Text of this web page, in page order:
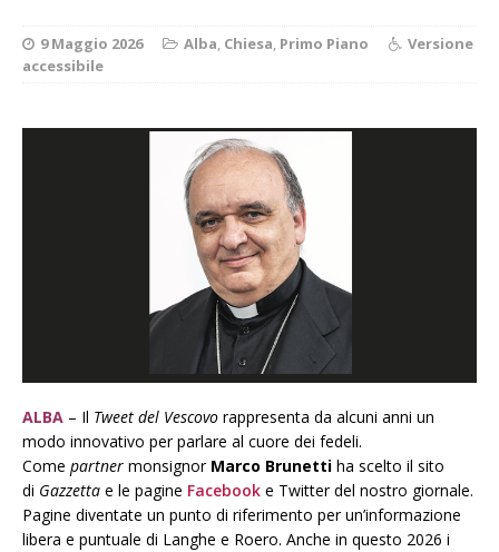
9 Maggio 2026 Alba, Chiesa, Primo Piano
Versione
accessibile
ALBA – Il Tweet del Vescovo rappresenta da alcuni anni un
modo innovativo per parlare al cuore dei fedeli.
Come partner monsignor Marco Brunetti ha scelto il sito
di Gazzetta e le pagine Facebook e Twitter del nostro giornale.
Pagine diventate un punto di riferimento per un’informazione
libera e puntuale di Langhe e Roero. Anche in questo 2026 i